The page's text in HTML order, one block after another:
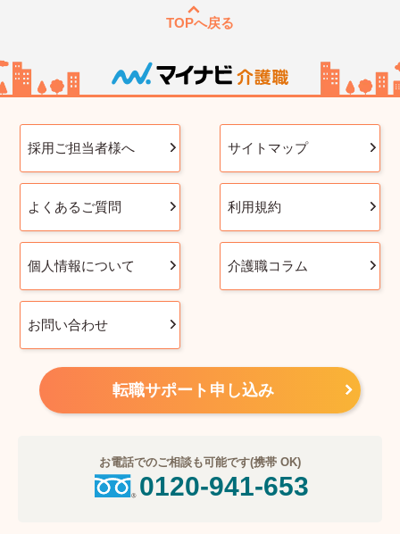
TOPへ戻る
採用ご担当者様へ サイトマップ
よくあるご質問 利用規約
個人情報について 介護職コラム
お問い合わせ
転職サポート申し込み
お電話でのご相談も可能です(携帯 OK)
0120-941-653